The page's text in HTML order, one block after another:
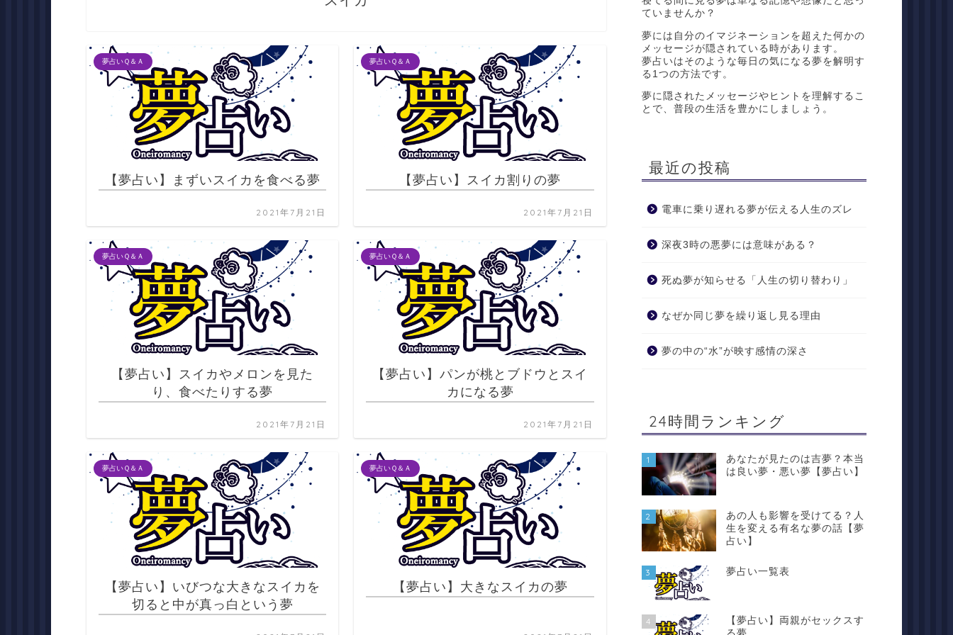
夢占いＱ＆Ａ
【夢占い】まずいスイカを食べる夢
2021年7月21日
夢占いＱ＆Ａ
【夢占い】スイカ割りの夢
2021年7月21日
夢占いＱ＆Ａ
【夢占い】スイカやメロンを見た
り、食べたりする夢
2021年7月21日
夢占いＱ＆Ａ
【夢占い】パンが桃とブドウとスイ
カになる夢
2021年7月21日
夢占いＱ＆Ａ
【夢占い】いびつな大きなスイカを
切ると中が真っ白という夢
夢占いＱ＆Ａ
【夢占い】大きなスイカの夢
ていませんか？
夢には自分のイマジネーションを超えた何かの
メッセージが隠されている時があります。
夢占いはそのような毎日の気になる夢を解明す
る1つの方法です。
夢に隠されたメッセージやヒントを理解するこ
とで、普段の生活を豊かにしましょう。
最近の投稿
電車に乗り遅れる夢が伝える人生のズレ
深夜3時の悪夢には意味がある？
死ぬ夢が知らせる「人生の切り替わり」
なぜか同じ夢を繰り返し見る理由
夢の中の“水”が映す感情の深さ
24時間ランキング
1
あなたが見たのは吉夢？本当
は良い夢・悪い夢【夢占い】
2
あの人も影響を受けてる？人
生を変える有名な夢の話【夢
占い】
3 夢占い一覧表
4
【夢占い】両親がセックスす